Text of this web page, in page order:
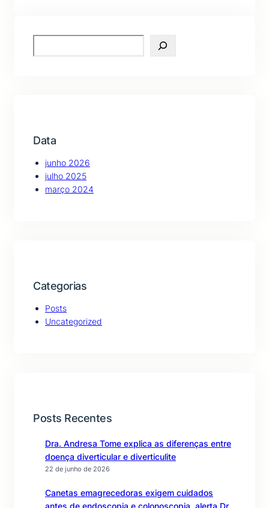
e
Data
junho 2026
julho 2025
março 2024
Categorias
Posts
Uncategorized
Posts Recentes
Dra. Andresa Tome explica as diferenças entre
doença diverticular e diverticulite
22 de junho de 2026
Canetas emagrecedoras exigem cuidados
antes de endoscopia e colonoscopia, alerta Dr.